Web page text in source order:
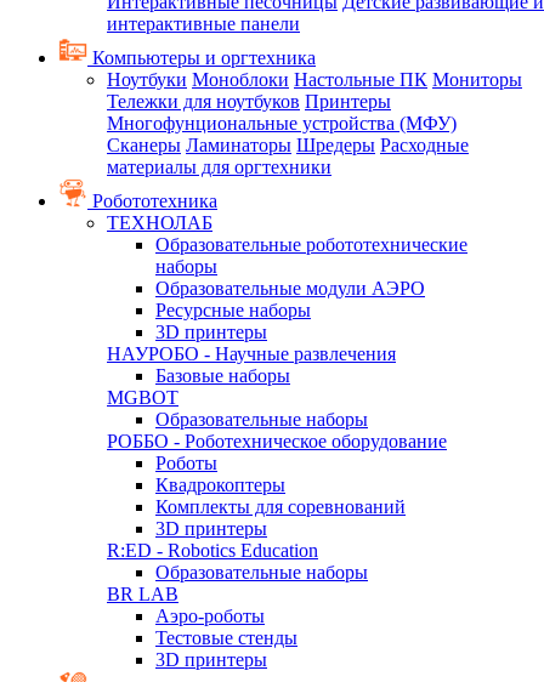
интерактивные панели
Компьютеры и оргтехника
Ноутбуки Моноблоки Настольные ПК Мониторы
Тележки для ноутбуков Принтеры
Многофунциональные устройства (МФУ)
Сканеры Ламинаторы Шредеры Расходные
материалы для оргтехники
Робототехника
ТЕХНОЛАБ
Образовательные робототехнические
наборы
Образовательные модули АЭРО
Ресурсные наборы
3D принтеры
НАУРОБО - Научные развлечения
Базовые наборы
MGBOT
Образовательные наборы
РОББО - Роботехническое оборудование
Роботы
Квадрокоптеры
Комплекты для соревнований
3D принтеры
R:ED - Robotics Education
Образовательные наборы
BR LAB
Аэро-роботы
Тестовые стенды
3D принтеры